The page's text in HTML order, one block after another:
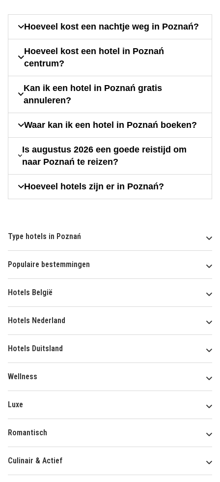
Hoeveel kost een nachtje weg in Poznań?
Hoeveel kost een hotel in Poznań
centrum?
Kan ik een hotel in Poznań gratis
annuleren?
Waar kan ik een hotel in Poznań boeken?
Is augustus 2026 een goede reistijd om
naar Poznań te reizen?
Hoeveel hotels zijn er in Poznań?
Type hotels in Poznań
Populaire bestemmingen
Hotels België
Hotels Nederland
Hotels Duitsland
Wellness
Luxe
Romantisch
Culinair & Actief